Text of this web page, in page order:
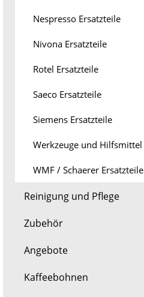
Nespresso Ersatzteile
Nivona Ersatzteile
Rotel Ersatzteile
Saeco Ersatzteile
Siemens Ersatzteile
Werkzeuge und Hilfsmittel
WMF / Schaerer Ersatzteile
Reinigung und Pflege
Zubehör
Angebote
Kaffeebohnen